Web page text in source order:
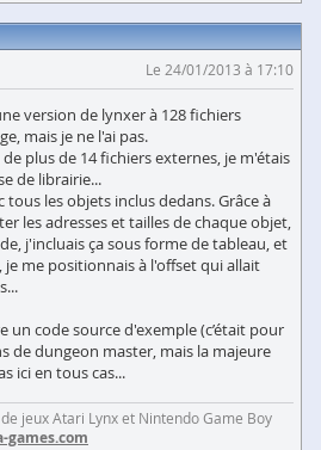
Le 24/01/2013 à 17:10
version de lynxer à 128 fichiers
mais je ne l'ai pas.
plus de 14 fichiers externes, je m'étais
de librairie...
tous les objets inclus dedans. Grâce à
les adresses et tailles de chaque objet,
j'incluais ça sous forme de tableau, et
me positionnais à l'offset qui allait
un code source d'exemple (c’était pour
de dungeon master, mais la majeure
ici en tous cas...
jeux Atari Lynx et Nintendo Game Boy